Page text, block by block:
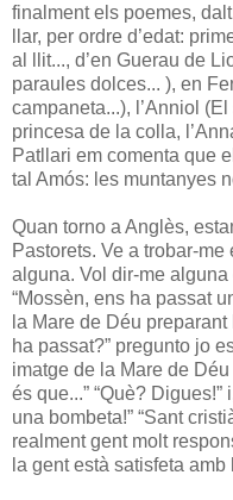
finalment els poemes,
llar, per ordre d’edat:
al llit..., d’en Guerau de
paraules dolces... ), en
campaneta...), l’Anniol
princesa de la colla,
Patllari em comenta que
tal Amós: les muntanyes
Quan torno a Anglès,
Pastorets. Ve a trobar-
alguna. Vol dir-me
“Mossèn, ens ha passat
la Mare de Déu preparant
ha passat?” pregunto jo
imatge de la Mare de
és que...” “Què?
una bombeta!” “Sant
realment gent molt
la gent està satisfeta